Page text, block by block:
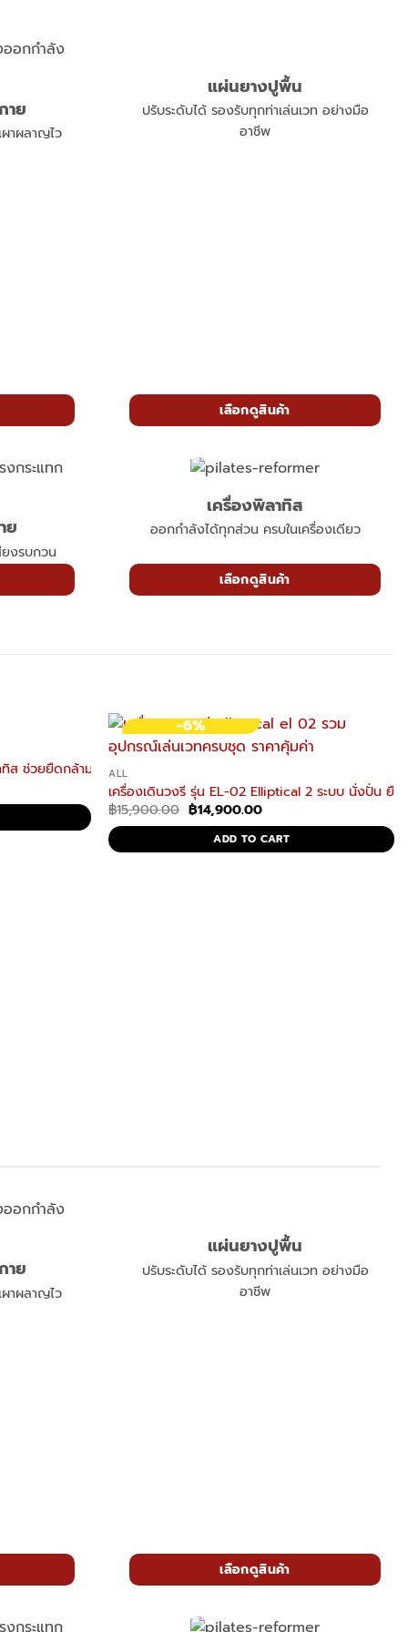
าย
าผลาญไว
แผ่นยางปูพื้น
ปรับระดับได้ รองรับทุกท่าเล่นเวท อย่างมือ
อาชีพ
เลือกดูสินค้า
ย
งรบกวน
เครื่องพิลาทิส
ออกกำลังได้ทุกส่วน ครบในเครื่องเดียว
เลือกดูสินค้า
ช่วยยืดกล้ามเนื้อ (ไม้เมเปิ้ล)
-6%
ALL
เครื่องเดินวงรี รุ่น EL-02 Elliptical 2 ระบบ นั่งปั่น ยื
฿15,900.00 Original
price
฿15,900.00.
฿14,900.00Current
price
is:
฿14,900.00.
ADD TO CART
าย
าผลาญไว
แผ่นยางปูพื้น
ปรับระดับได้ รองรับทุกท่าเล่นเวท อย่างมือ
อาชีพ
เลือกดูสินค้า